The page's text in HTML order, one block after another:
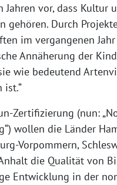
Jahren vor, dass Kultur
gehören. Durch
im vergangenen
Annäherung der
wie bedeutend
ist.“
Zertifizierung (nun:
wollen die Länder
Vorpommern,
die Qualität von
Entwicklung in der